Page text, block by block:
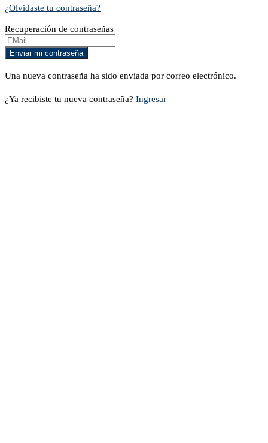
¿Olvidaste tu contraseña?
Recuperación de contraseñas
Una nueva contraseña ha sido enviada por correo electrónico.
¿Ya recibiste tu nueva contraseña? Ingresar